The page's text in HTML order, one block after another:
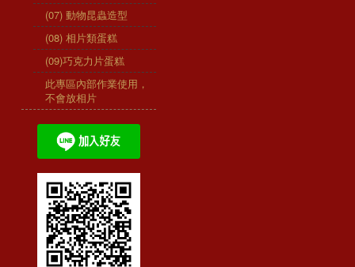
(07) 動物昆蟲造型
(08) 相片類蛋糕
(09)巧克力片蛋糕
此專區內部作業使用，
不會放相片